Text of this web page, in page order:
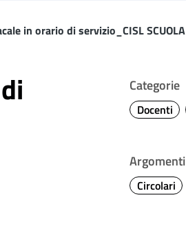
in orario di servizio_CISL SCUOLA
Categorie
Docenti
Argomenti
Circolari